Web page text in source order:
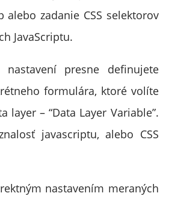
alebo zadanie CSS selektorov
JavaScriptu.
nastavení presne definujete
formulára, ktoré volíte
layer – “Data Layer Variable”.
javascriptu, alebo CSS
nastavením meraných